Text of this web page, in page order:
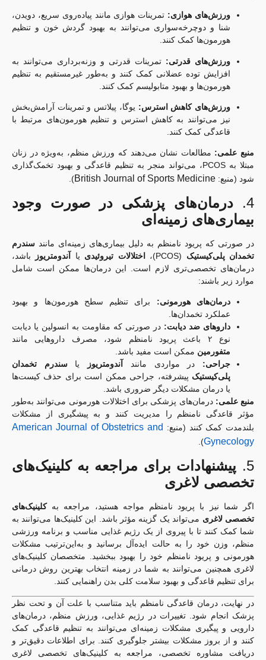
ورزش‌های هوازی:تمرینات هوازی مانند پیاده‌روی سریع، دویدن،
شنا و دوچرخه‌سواری می‌توانند به بهبود گردش خون و تنظیم
هورمون‌ها کمک کنند.
ورزش‌های قدرتی: تمرینات قدرتی و وزنه‌برداری می‌توانند به
افزایش توده عضلانی کمک کنند و به‌طور غیرمستقیم به تنظیم
هورمون‌ها و بهبود متابولیسم کمک کنند.
ورزش‌های کاهش استرس:یوگا، پیلاتس و تمرینات آرامش‌بخش
نیز می‌توانند به کاهش استرس و تنظیم هورمون‌های مرتبط با
قاعدگی کمک کنند.
منبع علمی:مطالعات نشان می‌دهند که ورزش منظم، به‌ویژه در زنان
مبتلا به PCOS، می‌تواند منجر به تنظیم قاعدگی و بهبود تخمک‌گذاری
شود (منبع:British Journal of Sports Medicine
).
4.
درمان‌های پزشکی در صورت وجود
بیماری‌های زمینه‌ای
در صورتی که پریود نامنظم به دلیل بیماری‌های زمینه‌ای مانندسندرم
تخمدان پلی‌کیستیک(PCOS)، اختلالات تیروئیدییاآندومتریوزباشد،
درمان‌های تخصصی‌تری لازم است. این درمان‌ها ممکن است شامل
موارد زیر باشند:
درمان‌های هورمونی:برای تنظیم سطح هورمون‌ها و بهبود
عملکرد تخمدان‌ها.
داروهای ضد دیابت:در صورتی که مقاومت به انسولین یا دیابت
نوع ۲ باعث پریود نامنظم شود، مصرف داروهایی مانند
متفورمینممکن است مفید باشد.
جراحی:در مواردی مانند آندومتریوزیا
سندرم تخمدان
پلی‌کیستیکپیشرفته، جراحی ممکن است برای حذف کیست‌ها
یا درمان مشکلات دیگر ضروری باشد.
منبع علمی:درمان‌های پزشکی برای اختلالات هورمونی می‌توانند به‌طور
مؤثر قاعدگی نامنظم را مدیریت کنند و به پیشگیری از مشکلات
بلندمدت کمک کنند (منبع:American Journal of Obstetrics and
Gynecology
).
5.
پیشنهادات برای مراجعه به کلینیک‌های
تخصصی لاغری
اگر شما نیز با پریود نامنظم مواجه هستید، مراجعه به کلینیک‌های
تخصصی لاغریمی‌تواند یک گزینه مؤثر باشد. این کلینیک‌ها می‌توانند به
شما کمک کنند تا با پیروی از یک رژیم غذایی مناسب و برنامه ورزشی
منظم، وزن خود را به حالت ایده‌آل برسانید و به‌این‌ترتیب مشکلات
هورمونی و پریود نامنظم خود را بهبود ببخشید. متخصصان کلینیک‌های
لاغری همچنین می‌توانند به شما در زمینه انتخاب بهترین روش درمانی
برای تنظیم قاعدگی و بهبود سلامت کلی بدن راهنمایی کنند.
در نهایت، درمان قاعدگی نامنظم باید متناسب با علت آن و تحت نظر
پزشک انجام شود. تغییرات در رژیم غذایی، ورزش منظم، درمان‌های
دارویی و پیگیری مشکلات زمینه‌ای می‌توانند به تنظیم قاعدگی کمک
کنند و از بروز مشکلات بیشتر جلوگیری کنند. برای اطلاعات دقیق‌تر و
دریافت مشاوره تخصصی، مراجعه به کلینیک‌های تخصصی لاغری